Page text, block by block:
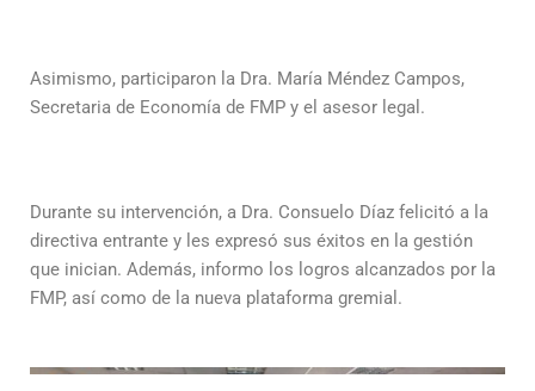
Asimismo, participaron la Dra. María Méndez Campos,
Secretaria de Economía de FMP y el asesor legal.
Durante su intervención, a Dra. Consuelo Díaz felicitó a la
directiva entrante y les expresó sus éxitos en la gestión
que inician. Además, informo los logros alcanzados por la
FMP, así como de la nueva plataforma gremial.